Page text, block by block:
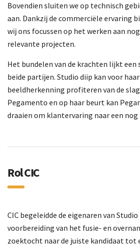
Bovendien sluiten we op technisch
aan. Dankzij de commerciële ervaring
wij ons focussen op het werken aan
relevante projecten.
Het bundelen van de krachten lijkt een
beide partijen. Studio diip kan voor
beeldherkenning profiteren van de
Pegamento en op haar beurt kan
draaien om klantervaring naar een
Rol CIC
CIC begeleidde de eigenaren van Studio
voorbereiding van het fusie- en
zoektocht naar de juiste kandidaat tot